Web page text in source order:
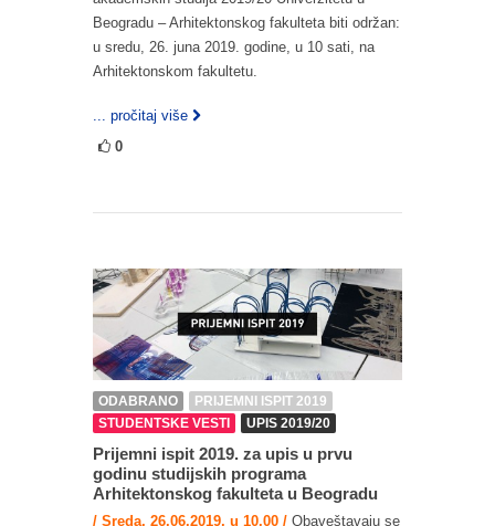
Beogradu – Arhitektonskog fakulteta biti održan:
u sredu, 26. juna 2019. godine, u 10 sati, na
Arhitektonskom fakultetu.
... pročitaj više
0
ODABRANO
PRIJEMNI ISPIT 2019
STUDENTSKE VESTI
UPIS 2019/20
Prijemni ispit 2019. za upis u prvu
godinu studijskih programa
Arhitektonskog fakulteta u Beogradu
/ Sreda, 26.06.2019, u 10.00 / Obaveštavaju se